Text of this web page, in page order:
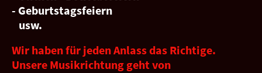
- Geburtstagsfeiern
usw.
Wir haben für jeden Anlass das Richtige.
Unsere Musikrichtung geht von